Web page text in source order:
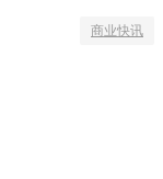
商业快讯